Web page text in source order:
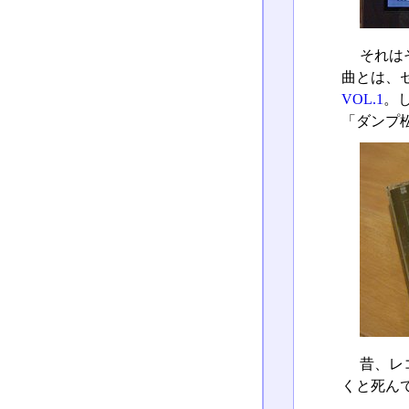
それは
曲とは、
VOL.1 。
「ダン
昔、レ
くと死ん